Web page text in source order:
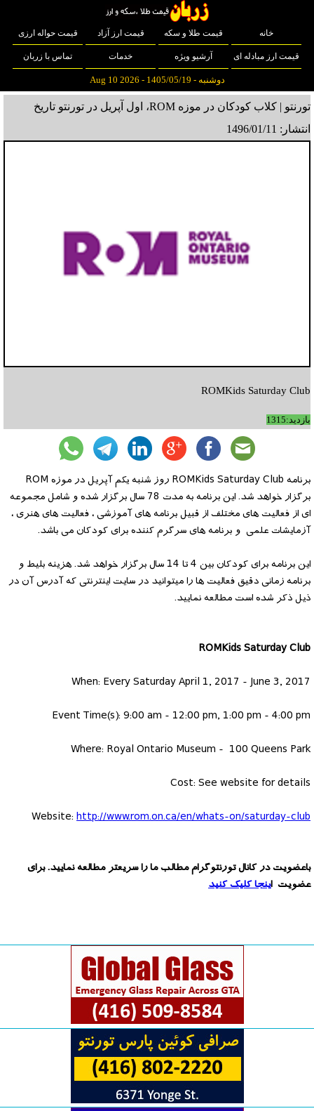
خانه قیمت طلا و سکه قیمت ارز آزاد قیمت حواله ارزی
قیمت ارز مبادله ای آرشیو ویژه خدمات تماس با زربان
دوشنبه - 1405/05/19 - Aug 10 2026
تورنتو | کلاب کودکان در موزه ROM، اول آپریل در تورنتو
تاریخ
انتشار: 1496/01/11
ROMKids Saturday Club
بازدید:1315
برنامه ROMKids Saturday Club روز شنبه یکم آپریل در موزه ROM
برگزار خواهد شد. این برنامه به مدت 78 سال برگزار شده و شامل مجموعه
ای از فعالیت های مختلف از قبیل برنامه های آموزشی ، فعالیت های هنری ،
آزمایشات علمی و برنامه های سرگرم کننده برای کودکان می باشد.
این برنامه برای کودکان بین 4 تا 14 سال برگزار خواهد شد. هزینه بلیط و
برنامه زمانی دقیق فعالیت ها را میتوانید در سایت اینترنتی که آدرس آن در
ذیل ذکر شده است مطالعه نمایید.
ROMKids Saturday Club
When: Every Saturday April 1, 2017 - June 3, 2017
Event Time(s): 9:00 am - 12:00 pm, 1:00 pm - 4:00 pm
Where: Royal Ontario Museum - 100 Queens Park
Cost: See website for details
Website:http://www.rom.on.ca/en/whats-on/saturday-club
باعضویت در کانال تورنتوگرام مطالب ما را سریعتر مطالعه نمایید. برای
عضویت اینجا کلیک کنید